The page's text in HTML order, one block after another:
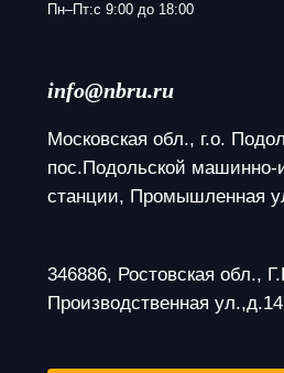
Пн–Пт:с 9:00 до 18:00
info@nbru.ru
Московская обл., г.о.
пос.Подольской машинно-
станции, Промышленная
346886, Ростовская обл.,
Производственная ул.,д.14